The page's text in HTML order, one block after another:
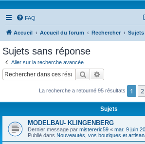
FAQ
Accueil Accueil du forum Rechercher
Sujets sans réponse
Aller sur la recherche avancée
Rechercher
La recherche a retourné 95 résultats 1 2
Sujets
MODELBAU- KLINGENBERG
Dernier message par mistereric59 « mar. 9 juin
Publié dans Nouveautés, vos boutiques et